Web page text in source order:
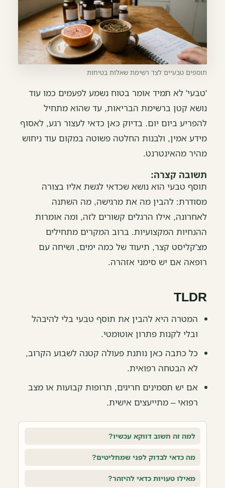
תוספים טבעיים לצד רשימת שאלות בטיחות
'טבעי' לא תמיד אומר בטוח נשמע לפעמים כמו עוד
נושא קטן ברשימת הבריאות, עד שהוא מתחיל
להפריע ביום יום. בדיוק כאן כדאי לעצור רגע, לאסוף
מידע אמין, ולבנות החלטה פשוטה במקום עוד ניחוש
מהיר מהאינטרנט.
תשובה קצרה:
תוסף טבעי הוא נושא שכדאי לגשת אליו בצורה
מסודרת: להבין מה את מרגישה, מה השתנה
לאחרונה, אילו הרגלים קשורים לזה, ומה אומרות
ההנחיות המקצועיות. ברוב המקרים מתחילים
מצ'קליסט קצר, תיעוד של כמה ימים, ושיחה עם
רופאה אם יש סימני אזהרה.
TLDR
המטרה היא להבין את תוסף טבעי בלי להיבהל
ובלי לקנות פתרון אוטומטי.
כל כתבה כאן נותנת פעולה קטנה לשבוע הקרוב,
לא הבטחה רפואית.
אם יש תסמינים חריגים, תרופות קבועות או מצב
רפואי – מתייעצים אישית.
למה זה חשוב דווקא עכשיו?
מה כדאי לבדוק לפני שמחליטים?
מאילו טעויות כדאי להיזהר?